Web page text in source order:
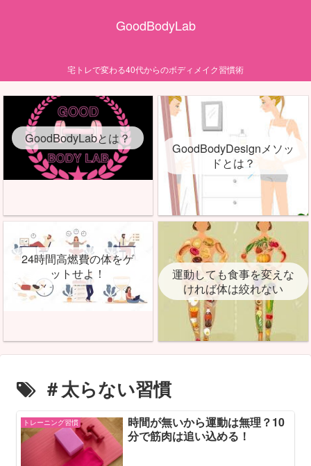
GoodBodyLab
宅トレで変わる40代からのボディメイク習慣術
GoodBodyLabとは？
GoodBodyDesignメソッ
ドとは？
24時間高燃費の体をゲ
ットせよ！
運動しても食事を変えな
ければ体は絞れない
＃太らない習慣
トレーニング習慣
時間が無いから運動は無理？10
分で筋肉は追い込める！